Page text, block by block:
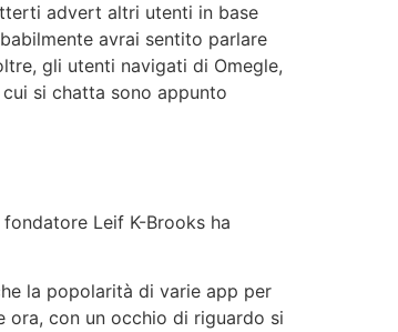
advert altri utenti in base
avrai sentito parlare
gli utenti navigati di Omegle,
si chatta sono appunto
Leif K-Brooks ha
la popolarità di varie app per
ora, con un occhio di riguardo si